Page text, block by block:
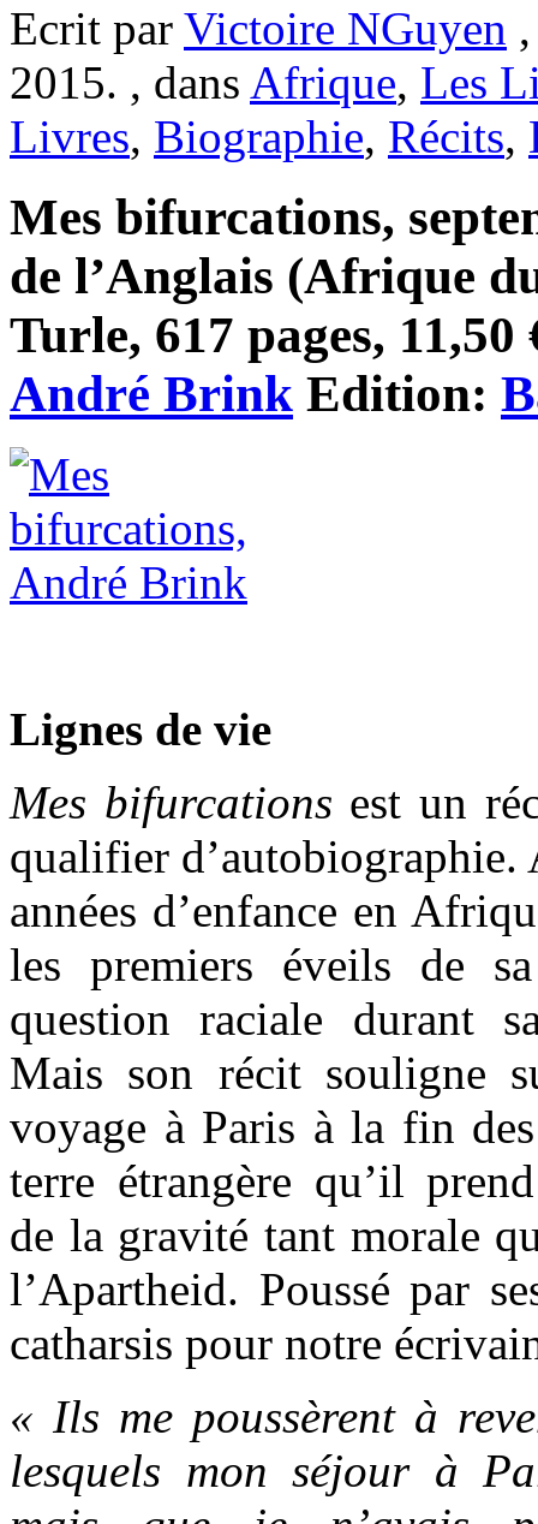
Ecrit par Victoire NGuyen
2015. , dans Afrique, Les
Livres, Biographie, Récits,
Mes bifurcations,
de l’Anglais (Afrique
Turle, 617 pages,
André Brink Edition:
Lignes de vie
Mes bifurcations est un
qualifier d’autobiographie.
années d’enfance en
les premiers éveils de
question raciale durant
Mais son récit souligne
voyage à Paris à la fin
terre étrangère qu’il
de la gravité tant morale
l’Apartheid. Poussé par
catharsis pour notre
« Ils me poussèrent à
lesquels mon séjour à